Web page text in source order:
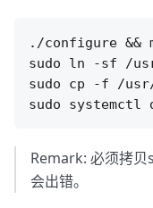
./configure &&
sudo ln -sf /
sudo cp -f /
Remark: 必须拷
会出错。